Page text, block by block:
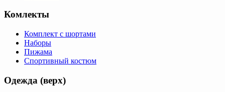
Комлекты
Комплект с шортами
Наборы
Пижама
Спортивный костюм
Одежда (верх)